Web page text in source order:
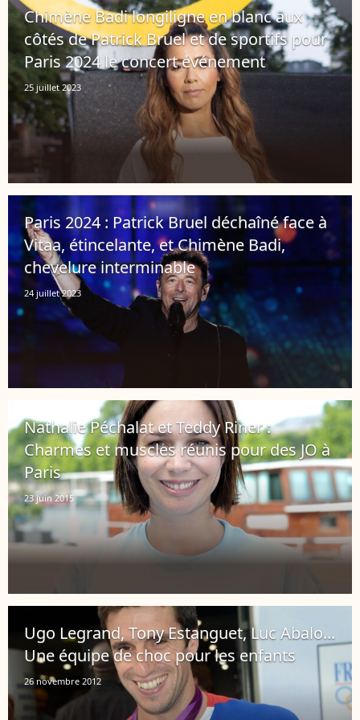
Chimène Badi longiligne en blanc aux
côtés de Patrick Bruel et de sportifs pour
Paris 2024 le concert événement
25 juillet 2023
Paris 2024 : Patrick Bruel déchaîné face à
Vitaa, étincelante, et Chimène Badi,
chevelure interminable
24 juillet 2023
Nathalie Péchalat et Teddy Riner :
Charmes et muscles réunis pour des JO à
Paris
23 juin 2015
Ugo Legrand, Tony Estanguet, Luc Abalo...
Une équipe de choc pour les enfants
26 novembre 2012